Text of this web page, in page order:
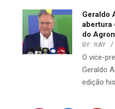
Geraldo
abertura
do
BY: RAY
O vice-
Geraldo
edição